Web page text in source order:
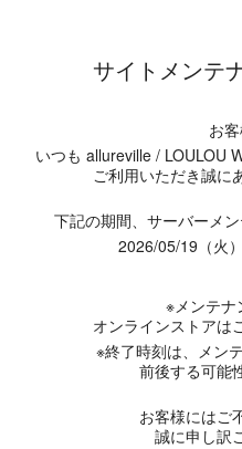
サイトメンテ
お
いつも allureville / LOULOU
ご利用いただき誠に
下記の期間、サーバーメ
2026/05/19（火
※メンテナ
オンラインストアは
※終了時刻は、メン
前後する可能
お客様にはご
誠に申し訳